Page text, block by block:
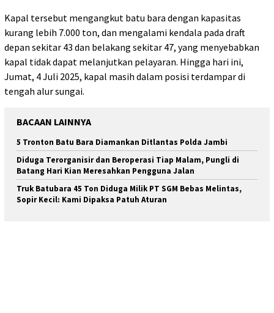
Kapal tersebut mengangkut batu bara dengan kapasitas
kurang lebih 7.000 ton, dan mengalami kendala pada draft
depan sekitar 43 dan belakang sekitar 47, yang menyebabkan
kapal tidak dapat melanjutkan pelayaran. Hingga hari ini,
Jumat, 4 Juli 2025, kapal masih dalam posisi terdampar di
tengah alur sungai.
BACAAN LAINNYA
5 Tronton Batu Bara Diamankan Ditlantas Polda Jambi
Diduga Terorganisir dan Beroperasi Tiap Malam, Pungli di
Batang Hari Kian Meresahkan Pengguna Jalan
Truk Batubara 45 Ton Diduga Milik PT SGM Bebas Melintas,
Sopir Kecil: Kami Dipaksa Patuh Aturan